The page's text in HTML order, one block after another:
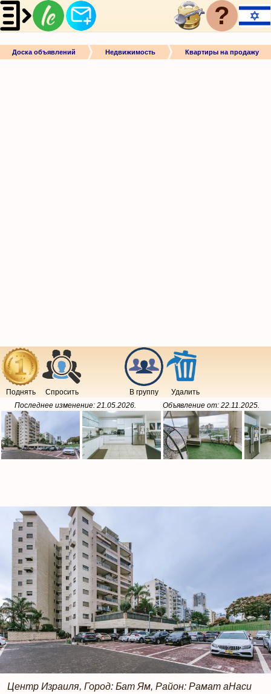
?
Доска объявлений Недвижимость Квартиры на продажу
Поднять Спросить В группу
Удалить
Последнее изменение: 21.05.2026. Объявление от: 22.11.2025.
Центр Израиля, Город: Бат Ям, Район: Рамат аНаси